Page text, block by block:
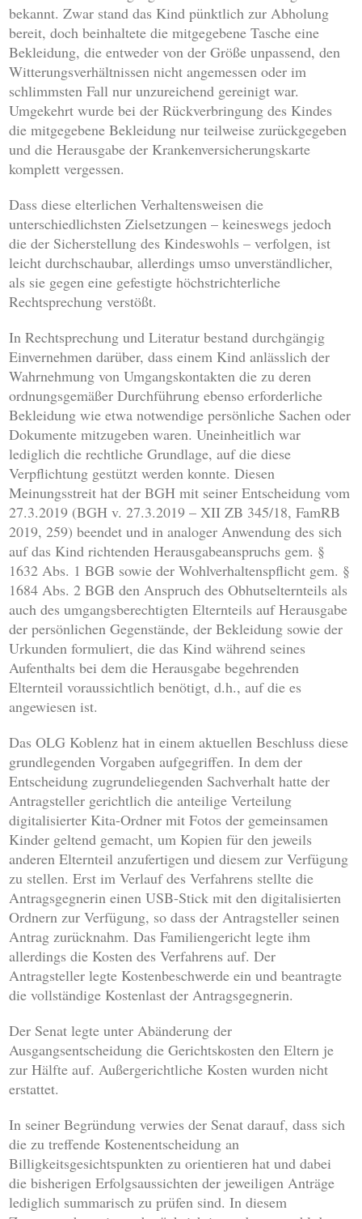
bekannt. Zwar stand das Kind pünktlich zur Abholung
bereit, doch beinhaltete die mitgegebene Tasche eine
Bekleidung, die entweder von der Größe unpassend, den
Witterungsverhältnissen nicht angemessen oder im
schlimmsten Fall nur unzureichend gereinigt war.
Umgekehrt wurde bei der Rückverbringung des Kindes
die mitgegebene Bekleidung nur teilweise zurückgegeben
und die Herausgabe der Krankenversicherungskarte
komplett vergessen.
Dass diese elterlichen Verhaltensweisen die
unterschiedlichsten Zielsetzungen – keineswegs jedoch
die der Sicherstellung des Kindeswohls – verfolgen, ist
leicht durchschaubar, allerdings umso unverständlicher,
als sie gegen eine gefestigte höchstrichterliche
Rechtsprechung verstößt.
In Rechtsprechung und Literatur bestand durchgängig
Einvernehmen darüber, dass einem Kind anlässlich der
Wahrnehmung von Umgangskontakten die zu deren
ordnungsgemäßer Durchführung ebenso erforderliche
Bekleidung wie etwa notwendige persönliche Sachen oder
Dokumente mitzugeben waren. Uneinheitlich war
lediglich die rechtliche Grundlage, auf die diese
Verpflichtung gestützt werden konnte. Diesen
Meinungsstreit hat der BGH mit seiner Entscheidung vom
27.3.2019 (BGH v. 27.3.2019 – XII ZB 345/18, FamRB
2019, 259) beendet und in analoger Anwendung des sich
auf das Kind richtenden Herausgabeanspruchs gem. §
1632 Abs. 1 BGB sowie der Wohlverhaltenspflicht gem. §
1684 Abs. 2 BGB den Anspruch des Obhutselternteils als
auch des umgangsberechtigten Elternteils auf Herausgabe
der persönlichen Gegenstände, der Bekleidung sowie der
Urkunden formuliert, die das Kind während seines
Aufenthalts bei dem die Herausgabe begehrenden
Elternteil voraussichtlich benötigt, d.h., auf die es
angewiesen ist.
Das OLG Koblenz hat in einem aktuellen Beschluss diese
grundlegenden Vorgaben aufgegriffen. In dem der
Entscheidung zugrundeliegenden Sachverhalt hatte der
Antragsteller gerichtlich die anteilige Verteilung
digitalisierter Kita-Ordner mit Fotos der gemeinsamen
Kinder geltend gemacht, um Kopien für den jeweils
anderen Elternteil anzufertigen und diesem zur Verfügung
zu stellen. Erst im Verlauf des Verfahrens stellte die
Antragsgegnerin einen USB-Stick mit den digitalisierten
Ordnern zur Verfügung, so dass der Antragsteller seinen
Antrag zurücknahm. Das Familiengericht legte ihm
allerdings die Kosten des Verfahrens auf. Der
Antragsteller legte Kostenbeschwerde ein und beantragte
die vollständige Kostenlast der Antragsgegnerin.
Der Senat legte unter Abänderung der
Ausgangsentscheidung die Gerichtskosten den Eltern je
zur Hälfte auf. Außergerichtliche Kosten wurden nicht
erstattet.
In seiner Begründung verwies der Senat darauf, dass sich
die zu treffende Kostenentscheidung an
Billigkeitsgesichtspunkten zu orientieren hat und dabei
die bisherigen Erfolgsaussichten der jeweiligen Anträge
lediglich summarisch zu prüfen sind. In diesem